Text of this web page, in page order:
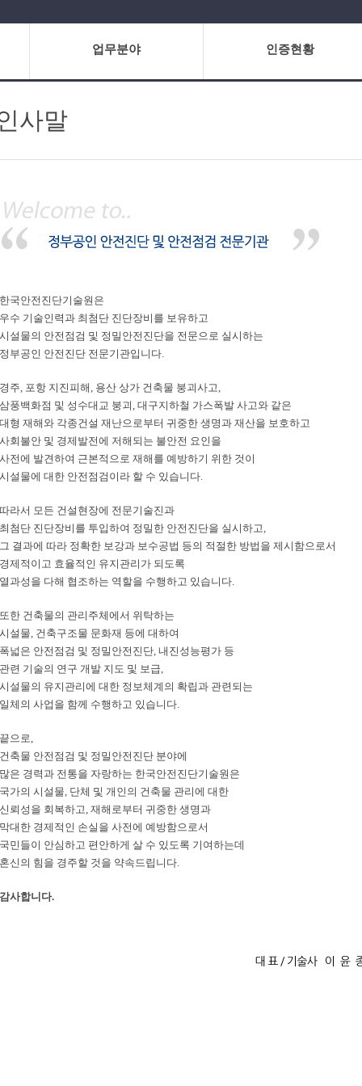
업무분야 인증현황
사말
한국안전진단기술원은
우수 기술인력과 최첨단 진단장비를 보유하고
시설물의 안전점검 및 정밀안전진단을 전문으로 실시하는
정부공인 안전진단 전문기관입니다.
경주, 포항 지진피해, 용산 상가 건축물 붕괴사고,
삼풍백화점 및 성수대교 붕괴, 대구지하철 가스폭발 사고와 같은
대형 재해와 각종건설 재난으로부터 귀중한 생명과 재산을 보호하고
사회불안 및 경제발전에 저해되는 불안전 요인을
사전에 발견하여 근본적으로 재해를 예방하기 위한 것이
시설물에 대한 안전점검이라 할 수 있습니다.
따라서 모든 건설현장에 전문기술진과
최첨단 진단장비를 투입하여 정밀한 안전진단을 실시하고,
그 결과에 따라 정확한 보강과 보수공법 등의 적절한 방법을 제시함으로서
경제적이고 효율적인 유지관리가 되도록
열과성을 다해 협조하는 역할을 수행하고 있습니다.
또한 건축물의 관리주체에서 위탁하는
시설물, 건축구조물 문화재 등에 대하여
폭넓은 안전점검 및 정밀안전진단, 내진성능평가 등
관련 기술의 연구 개발 지도 및 보급,
시설물의 유지관리에 대한 정보체계의 확립과 관련되는
일체의 사업을 함께 수행하고 있습니다.
끝으로,
건축물 안전점검 및 정밀안전진단 분야에
많은 경력과 전통을 자랑하는 한국안전진단기술원은
국가의 시설물, 단체 및 개인의 건축물 관리에 대한
신뢰성을 회복하고, 재해로부터 귀중한 생명과
막대한 경제적인 손실을 사전에 예방함으로서
국민들이 안심하고 편안하게 살 수 있도록 기여하는데
혼신의 힘을 경주할 것을 약속드립니다.
감사합니다.